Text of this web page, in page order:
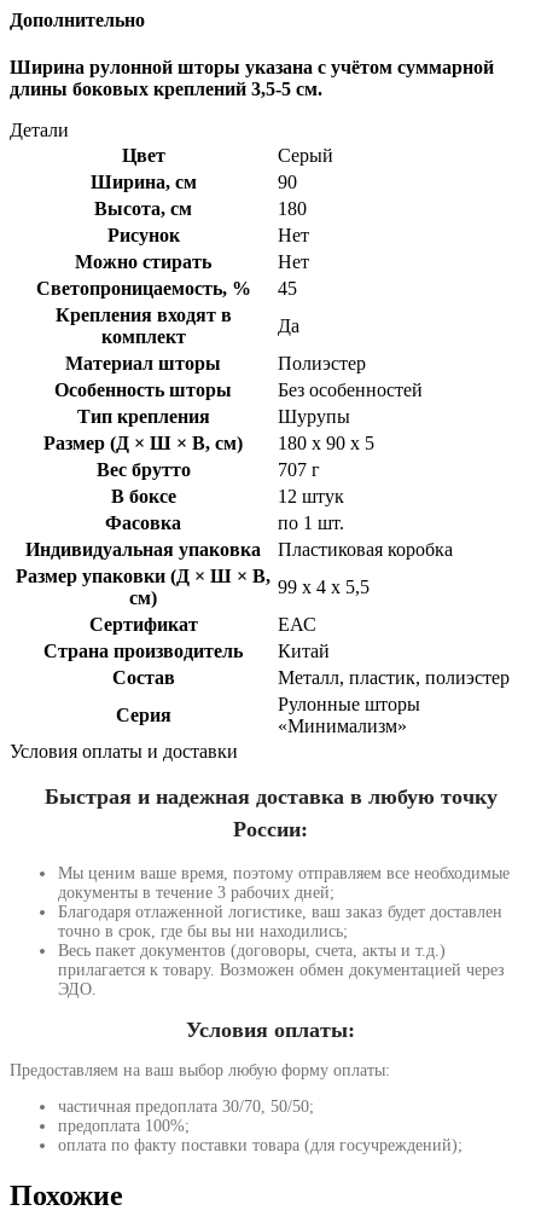
Дополнительно
Ширина рулонной шторы указана с учётом суммарной
длины боковых креплений 3,5-5 см.
Детали
Цвет
Серый
Ширина, см
90
Высота, см
180
Рисунок
Нет
Можно стирать
Нет
Светопроницаемость, %
45
Крепления входят в
комплект
Да
Материал шторы
Полиэстер
Особенность шторы
Без особенностей
Тип крепления
Шурупы
Размер (Д × Ш × В, см)
180 х 90 х 5
Вес брутто
707 г
В боксе
12 штук
Фасовка
по 1 шт.
Индивидуальная упаковка
Пластиковая коробка
Размер упаковки (Д × Ш × В,
см)
99 х 4 х 5,5
Сертификат
ЕАС
Страна производитель
Китай
Состав
Металл, пластик, полиэстер
Серия
Рулонные шторы
«Минимализм»
Условия оплаты и доставки
Быстрая и надежная доставка в любую точку
России:
Мы ценим ваше время, поэтому отправляем все необходимые
документы в течение 3 рабочих дней;
Благодаря отлаженной логистике, ваш заказ будет доставлен
точно в срок, где бы вы ни находились;
Весь пакет документов (договоры, счета, акты и т.д.)
прилагается к товару. Возможен обмен документацией через
ЭДО.
Условия оплаты:
Предоставляем на ваш выбор любую форму оплаты:
частичная предоплата 30/70, 50/50;
предоплата 100%;
оплата по факту поставки товара (для госучреждений);
Похожие